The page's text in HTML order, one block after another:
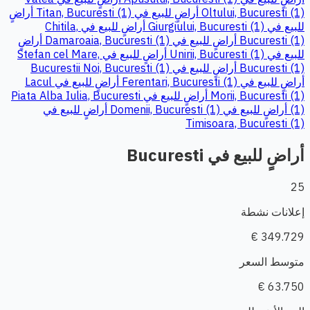
Oltului, Bucuresti (1) أراضٍ للبيع في Titan, Bucuresti (1)
أراضٍ
للبيع في Giurgiului, Bucuresti (1)
أراضٍ للبيع في Chitila,
Bucuresti (1) أراضٍ للبيع في Damaroaia, Bucuresti (1)
أراضٍ
للبيع في Unirii, Bucuresti (1)
أراضٍ للبيع في Stefan cel Mare,
Bucuresti (1) أراضٍ للبيع في Bucurestii Noi, Bucuresti (1)
أراضٍ للبيع في Ferentari, Bucuresti (1)
أراضٍ للبيع في Lacul
Morii, Bucuresti (1)
أراضٍ للبيع في Piata Alba Iulia, Bucuresti
(1) أراضٍ للبيع في Domenii, Bucuresti (1)
أراضٍ للبيع في
Timisoara, Bucuresti (1)
أراضٍ للبيع في Bucuresti
25
إعلانات نشطة
349.729 €
متوسط السعر
63.750 €